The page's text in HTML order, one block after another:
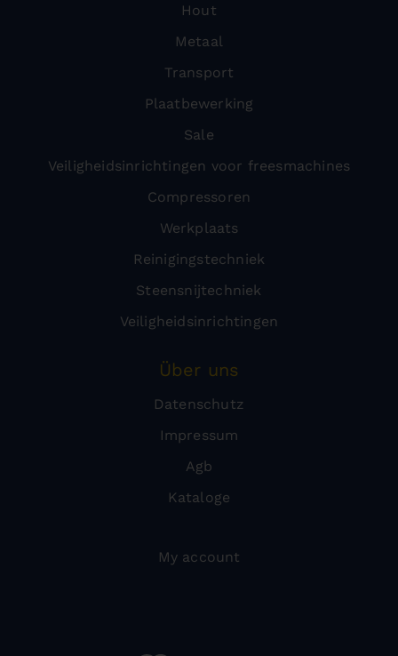
Hout
Metaal
Transport
Plaatbewerking
Sale
Veiligheidsinrichtingen voor freesmachines
Compressoren
Werkplaats
Reinigingstechniek
Steensnijtechniek
Veiligheidsinrichtingen
Über uns
Datenschutz
Impressum
Agb
Kataloge
My account